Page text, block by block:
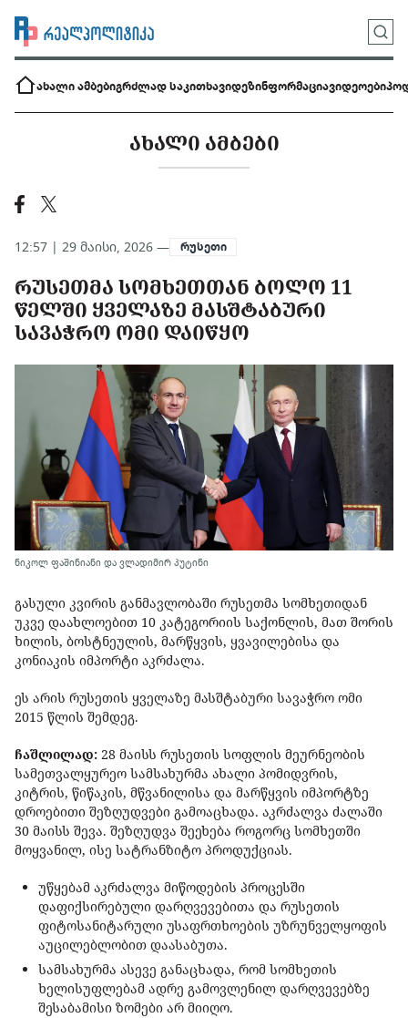
ახალი ამბებიგრძლად საკითხავიდეზინფორმაციავიდეოები
ᲐᲮᲐᲚᲘ ᲐᲛᲑᲔᲑᲘ
12:57 | 29 მაისი, 2026 — რუსეთი
ᲠᲣᲡᲔᲗᲛᲐ ᲡᲝᲛᲮᲔᲗᲗᲐᲜ ᲑᲝᲚᲝ 11
ᲬᲔᲚᲨᲘ ᲧᲕᲔᲚᲐᲖᲔ ᲛᲐᲡᲨᲢᲐᲑᲣᲠᲘ
ᲡᲐᲕᲐᲭᲠᲝ ᲝᲛᲘ ᲓᲐᲘᲬᲧᲝ
ნიკოლ ფაშინიანი და ვლადიმირ პუტინი
გასული კვირის განმავლობაში რუსეთმა სომხეთიდან
უკვე დაახლოებით 10 კატეგორიის საქონლის, მათ შორის
ხილის, ბოსტნეულის, მარწყვის, ყვავილებისა და
კონიაკის იმპორტი აკრძალა.
ეს არის რუსეთის ყველაზე მასშტაბური სავაჭრო ომი
2015 წლის შემდეგ.
ჩაშლილად: 28 მაისს რუსეთის სოფლის მეურნეობის
სამეთვალყურეო სამსახურმა ახალი პომიდვრის,
კიტრის, წიწაკის, მწვანილისა და მარწყვის იმპორტზე
დროებითი შეზღუდვები გამოაცხადა. აკრძალვა ძალაში
30 მაისს შევა. შეზღუდვა შეეხება როგორც სომხეთში
მოყვანილ, ისე სატრანზიტო პროდუქციას.
უწყებამ აკრძალვა მიწოდების პროცესში
დაფიქსირებული დარღვევებითა და რუსეთის
ფიტოსანიტარული უსაფრთხოების უზრუნველყოფის
აუცილებლობით დაასაბუთა.
სამსახურმა ასევე განაცხადა, რომ სომხეთის
ხელისუფლებამ ადრე გამოვლენილ დარღვევებზე
შესაბამისი ზომები არ მიიღო.